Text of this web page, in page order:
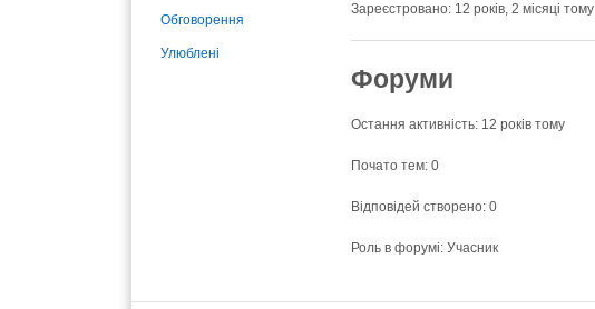
Обговорення
Улюблені
Зареєстровано: 12 років, 2 місяці тому
Форуми
Остання активність: 12 років тому
Почато тем: 0
Відповідей створено: 0
Роль в форумі: Учасник